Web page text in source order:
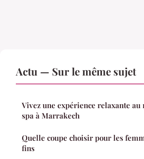
Actu — Sur le même sujet
Vivez une expérience relaxante
spa à Marrakech
Quelle coupe choisir pour les
fins